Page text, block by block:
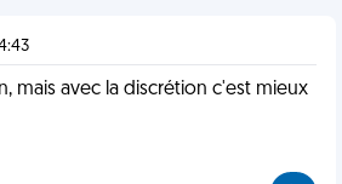
mais avec la discrétion c'est mieux